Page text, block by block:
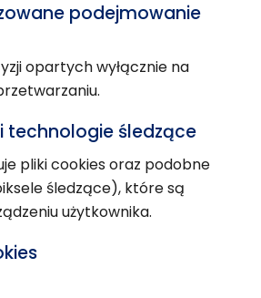
podejmowanie
opartych wyłącznie na
i technologie śledzące
pliki cookies oraz podobne
śledzące), które są
użytkownika.